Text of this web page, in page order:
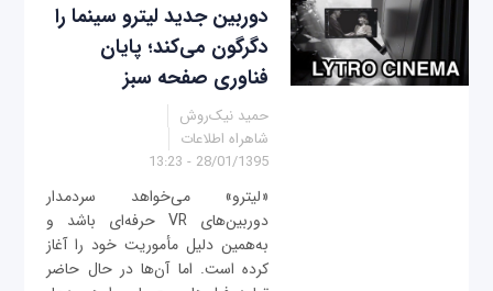
دوربین جدید لیترو سینما را
دگرگون می‌کند؛ پایان
فناوری صفحه سبز
حمید نیک‌روش
شاهراه اطلاعات
28/01/1395 - 13:23
«لیترو» می‌خواهد سردمدار
دوربین‌های VR حرفه‌ای باشد و
به‌همین دلیل مأموریت خود را آغاز
کرده است. اما آن‌ها در حال حاضر